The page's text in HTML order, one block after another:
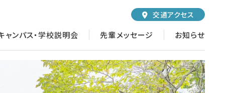
交通アクセス
ャンパス・学校説明会 先輩メッセージ お知らせ